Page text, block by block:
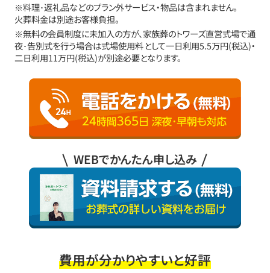
※料理･返礼品などのプラン外サービス・物品は含まれません。
火葬料金は別途お客様負担。
※無料の会員制度に未加入の方が、家族葬のトワーズ直営式場で通
夜･告別式を行う場合は式場使用料として一日利用5.5万円(税込)・
二日利用11万円(税込)が別途必要となります。
WEBでかんたん申し込み
費用が分かりやすいと好評